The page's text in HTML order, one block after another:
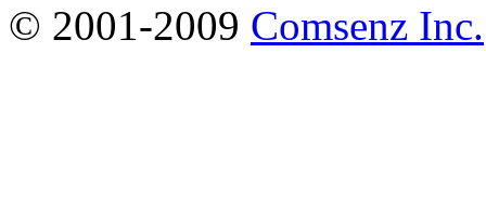
© 2001-2009 Comsenz Inc.